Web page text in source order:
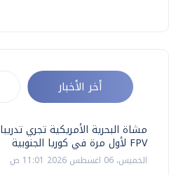
أخر الأخبار
مشاة البحرية الأمريكية تجري
FPV لأول مرة في كوريا الجنوبية
الخميس، 06 اغسطس 2026 11:01 ص